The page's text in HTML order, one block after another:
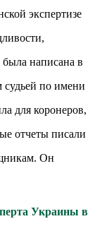
экспертизе
написана в
судьей по имени
для коронеров,
отчеты писали
Он
Украины в